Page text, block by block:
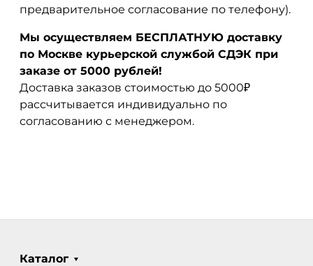
предварительное согласование по телефону).
Мы осуществляем БЕСПЛАТНУЮ доставку
по Москве курьерской службой СДЭК при
заказе от 5000 рублей!
Доставка заказов стоимостью до 5000₽
рассчитывается индивидуально по
согласованию с менеджером.
Каталог